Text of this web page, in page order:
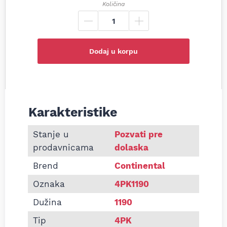
Količina
Dodaj u korpu
Informacije o Pk kaiš Continental 4PK1190
Karakteristike
Stanje u
prodavnicama
Pozvati pre
dolaska
Brend
Continental
Oznaka
4PK1190
Dužina
1190
Tip
4PK